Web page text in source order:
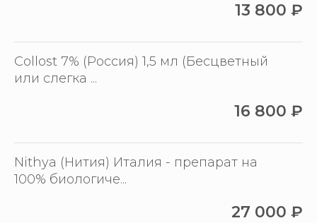
13 800 ₽
Collost 7% (Россия) 1,5 мл (Бесцветный
или слегка ...
16 800 ₽
Nithya (Нития) Италия - препарат на
100% биологиче...
27 000 ₽